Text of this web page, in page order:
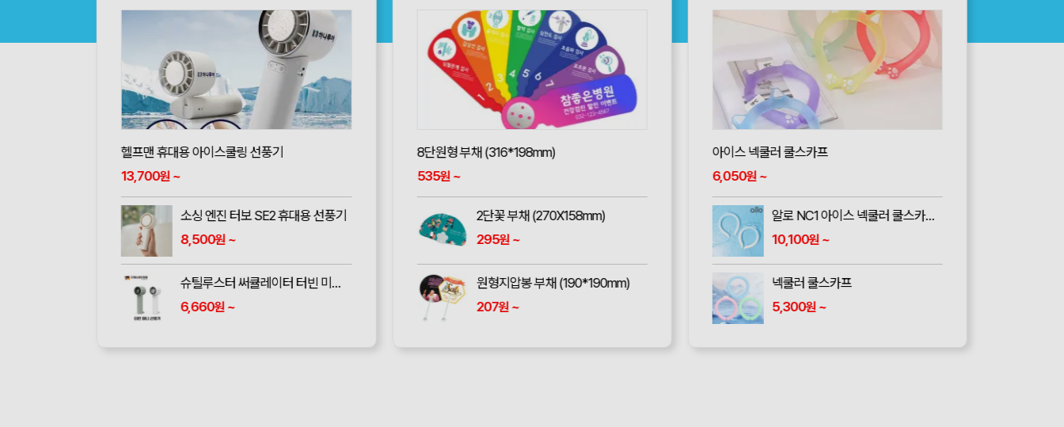
헬프맨 휴대용 아이스쿨링 선풍기
13,700원 ~
소싱 엔진 터보 SE2 휴대용 선풍기
8,500원 ~
슈틸루스터 써큘레이터 터빈 미니 휴대용 선풍기 ST-SF100
6,660원 ~
8단원형 부채 (316*198mm)
535원~
2단꽃 부채 (270X158mm)
295원~
원형지압봉 부채 (190*190mm)
207원~
아이스 넥쿨러 쿨스카프
6,050원~
알로 NC1 아이스 넥쿨러 쿨스카프 냉각 얼음 머플러 목도리
10,100원~
넥쿨러 쿨스카프
5,300원~